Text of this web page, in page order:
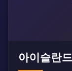
아이슬란